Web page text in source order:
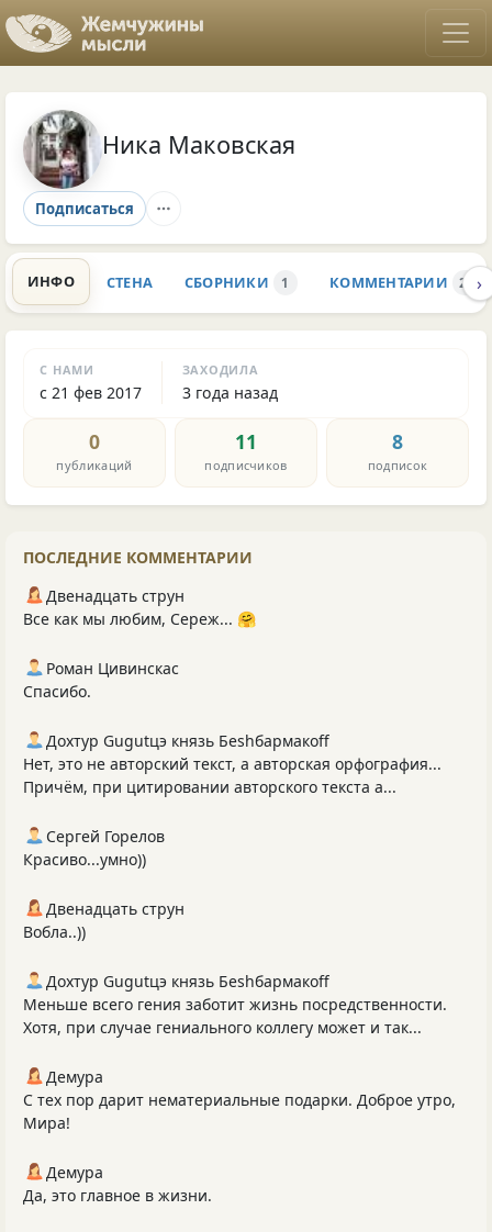
Ника Маковская
Подписаться
ИНФО СТЕНА СБОРНИКИ 1 КОММЕНТАРИИ 2.9K
›
С НАМИ
с 21 фев 2017
ЗАХОДИЛА
3 года назад
0
публикаций
11
подписчиков
8
подписок
ПОСЛЕДНИЕ КОММЕНТАРИИ
Двенадцать струн
Все как мы любим, Сереж... 🤗
Роман Цивинскас
Спасибо.
Дохтур Gugutцэ князь Беshбармакоff
Нет, это не авторский текст, а авторская орфография...
Причём, при цитировании авторского текста а...
Сергей Горелов
Красиво...умно))
Двенадцать струн
Вобла..))
Дохтур Gugutцэ князь Беshбармакоff
Меньше всего гения заботит жизнь посредственности.
Хотя, при случае гениального коллегу может и так...
Демура
С тех пор дарит нематериальные подарки. Доброе утро,
Мира!
Демура
Да, это главное в жизни.